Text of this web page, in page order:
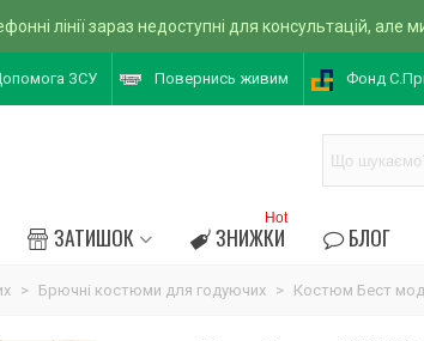
лінії зараз недоступні для консультацій, але
ЗСУ Повернись живим Фонд
ЗАТИШОК ЗНИЖКИ
Hot
БЛОГ
> Брючні костюми для годуючих > Костюм Бест